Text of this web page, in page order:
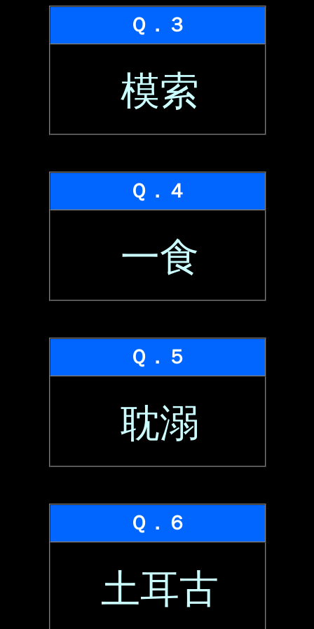
Ｑ．３
模索
Ｑ．４
一食
Ｑ．５
耽溺
Ｑ．６
土耳古